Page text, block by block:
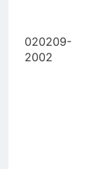
020209-
2002